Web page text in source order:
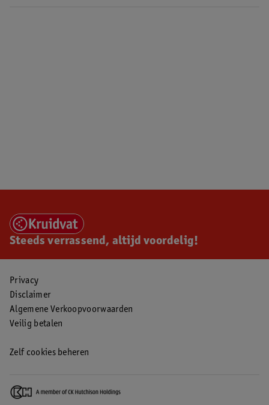
Steeds verrassend, altijd voordelig!
Privacy
Disclaimer
Algemene Verkoopvoorwaarden
Veilig betalen
Zelf cookies beheren